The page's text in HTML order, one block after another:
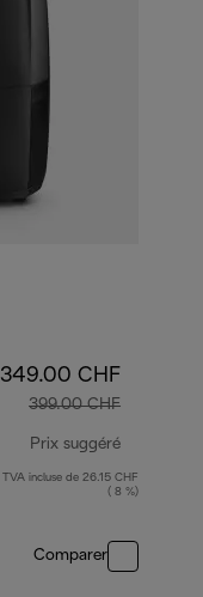
349.00 CHF
399.00 CHF
Prix suggéré
prix
TVA incluse de 26.15 CHF
( 8 %)
Comparer